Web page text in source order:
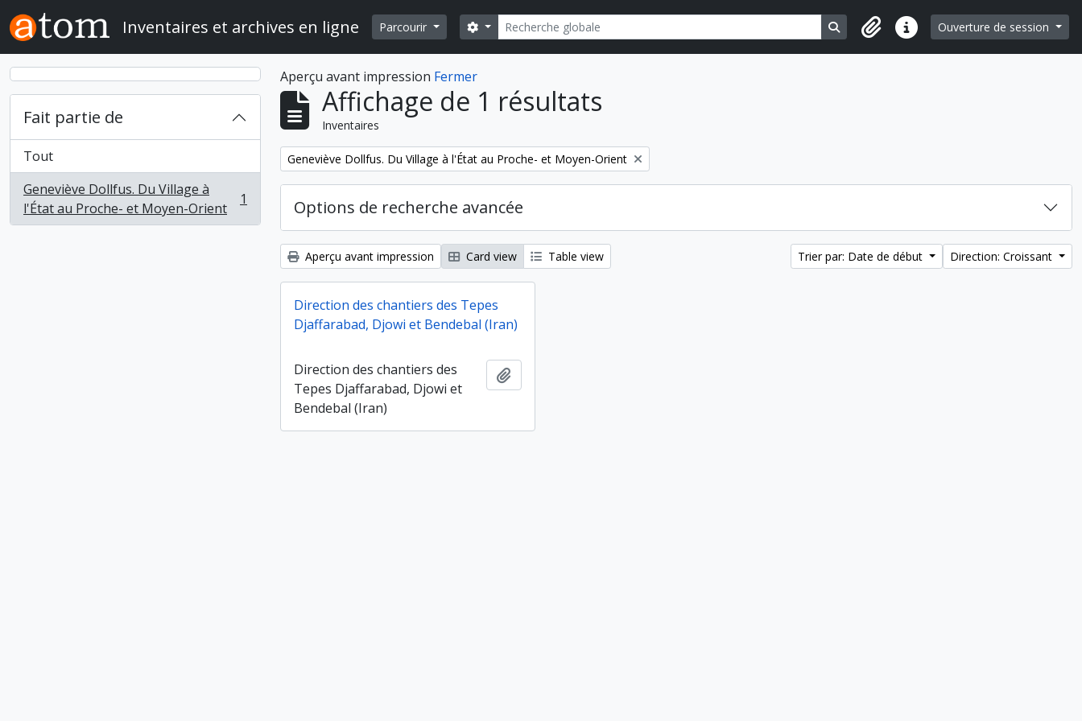
Skip to main content
Inventaires et archives en ligne Parcourir Rechercher
Search options Search in browse page
Liens rapidesOuverture de session
Fait partie de
Tout
Geneviève Dollfus. Du Village à
l'État au Proche- et Moyen-Orient
, 1 résultats 1
Aperçu avant impression Fermer
Affichage de 1 résultats
Inventaires
Remove filter:
Geneviève Dollfus. Du Village à l'État au Proche- et Moyen-Orient
Options de recherche avancée
Aperçu avant impression Card view Table view Trier par: Date de début Direction: Croissant
Direction des chantiers des Tepes
Djaffarabad, Djowi et Bendebal (Iran)
Direction des chantiers des
Tepes Djaffarabad, Djowi et
Bendebal (Iran)